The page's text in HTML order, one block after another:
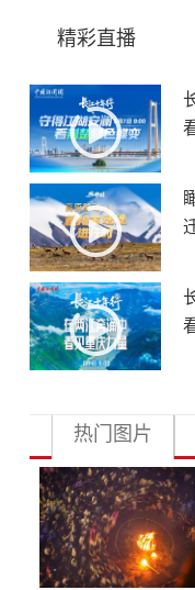
精彩直播
热门图片